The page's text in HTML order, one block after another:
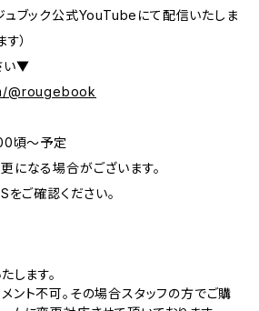
ュブック公式YouTubeにて配信いたしま
）
い▼
@rougebook
頃〜予定
になる場合がございます。
ご確認ください。
します。
ト不可。その場合スタッフの方でご購